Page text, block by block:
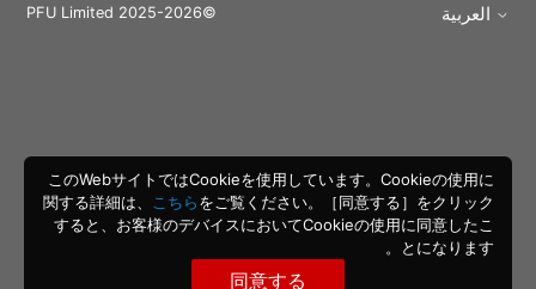
©PFU Limited 2025-2026
このWebサイトではCookieを使用しています。Cookieの使用に
関する詳細は、
こちらをご覧ください。［同意する］をクリック
すると、お客様のデバイスにおいてCookieの使用に同意したこ
とになります。
同意する